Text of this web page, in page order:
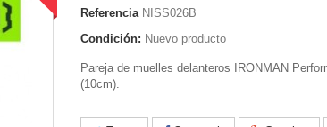
Referencia NISS026B
Condición: Nuevo producto
Pareja de muelles delanteros IRONMAN
(10cm).